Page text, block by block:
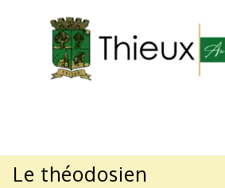
Mairie
votre
village
Le théodosien